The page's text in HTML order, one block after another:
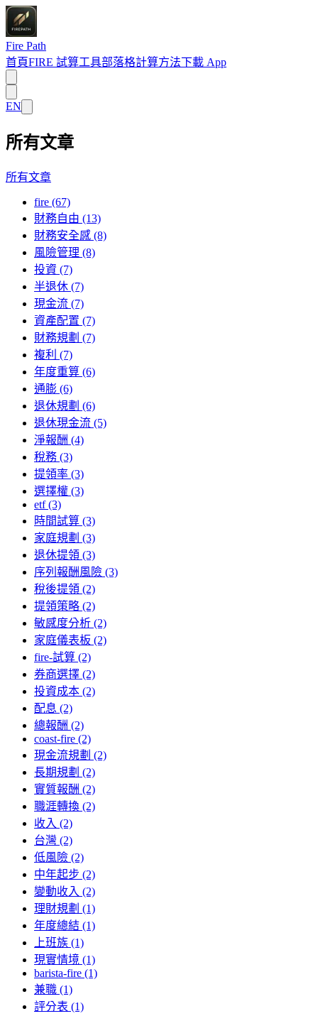
Fire Path
首頁FIRE 試算工具部落格計算方法下載 App
EN
所有文章
所有文章
fire (67)
財務自由 (13)
財務安全感 (8)
風險管理 (8)
投資 (7)
半退休 (7)
現金流 (7)
資產配置 (7)
財務規劃 (7)
複利 (7)
年度重算 (6)
通膨 (6)
退休規劃 (6)
退休現金流 (5)
淨報酬 (4)
稅務 (3)
提領率 (3)
選擇權 (3)
etf (3)
時間試算 (3)
家庭規劃 (3)
退休提領 (3)
序列報酬風險 (3)
稅後提領 (2)
提領策略 (2)
敏感度分析 (2)
家庭儀表板 (2)
fire-試算 (2)
券商選擇 (2)
投資成本 (2)
配息 (2)
總報酬 (2)
coast-fire (2)
現金流規劃 (2)
長期規劃 (2)
實質報酬 (2)
職涯轉換 (2)
收入 (2)
台灣 (2)
低風險 (2)
中年起步 (2)
變動收入 (2)
理財規劃 (1)
年度總結 (1)
上班族 (1)
現實情境 (1)
barista-fire (1)
兼職 (1)
評分表 (1)